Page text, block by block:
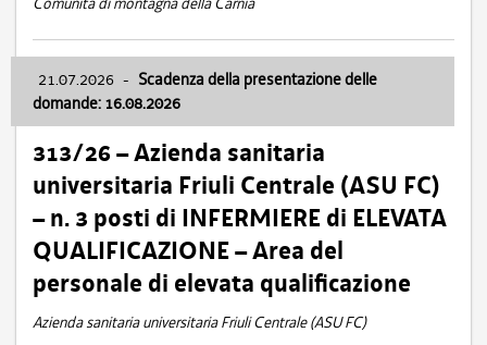
21.07.2026 - Scadenza della presentazione delle
domande: 16.08.2026
313/26 – Azienda sanitaria
universitaria Friuli Centrale (ASU FC)
– n. 3 posti di INFERMIERE di ELEVATA
QUALIFICAZIONE – Area del
personale di elevata qualificazione
Azienda sanitaria universitaria Friuli Centrale (ASU FC)